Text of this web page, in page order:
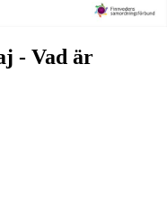
- Vad är